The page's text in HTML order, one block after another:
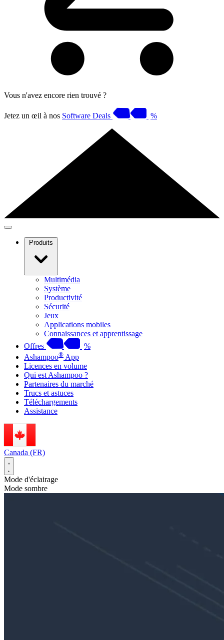
Vous n'avez encore rien trouvé ?
Jetez un œil à nos Software Deals %
Produits
Multimédia
Système
Productivité
Sécurité
Jeux
Applications mobiles
Connaissances et apprentissage
Offres
%
Ashampoo® App
Licences en volume
Qui est Ashampoo ?
Partenaires du marché
Trucs et astuces
Téléchargements
Assistance
Canada (FR)
Mode d'éclairage
Mode sombre